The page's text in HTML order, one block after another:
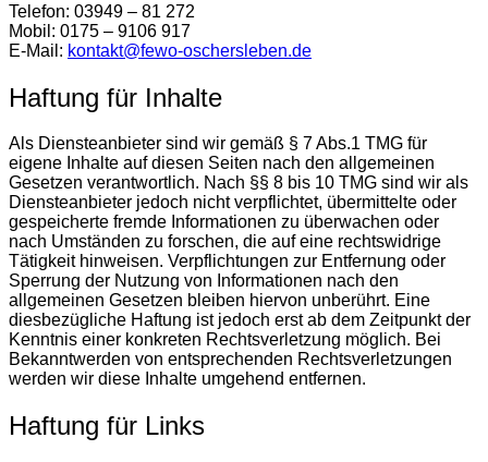
Telefon: 03949 – 81 272
Mobil: 0175 – 9106 917
E-Mail: kontakt@fewo-oschersleben.de
Haftung für Inhalte
Als Diensteanbieter sind wir gemäß § 7 Abs.1 TMG für
eigene Inhalte auf diesen Seiten nach den allgemeinen
Gesetzen verantwortlich. Nach §§ 8 bis 10 TMG sind wir als
Diensteanbieter jedoch nicht verpflichtet, übermittelte oder
gespeicherte fremde Informationen zu überwachen oder
nach Umständen zu forschen, die auf eine rechtswidrige
Tätigkeit hinweisen. Verpflichtungen zur Entfernung oder
Sperrung der Nutzung von Informationen nach den
allgemeinen Gesetzen bleiben hiervon unberührt. Eine
diesbezügliche Haftung ist jedoch erst ab dem Zeitpunkt der
Kenntnis einer konkreten Rechtsverletzung möglich. Bei
Bekanntwerden von entsprechenden Rechtsverletzungen
werden wir diese Inhalte umgehend entfernen.
Haftung für Links